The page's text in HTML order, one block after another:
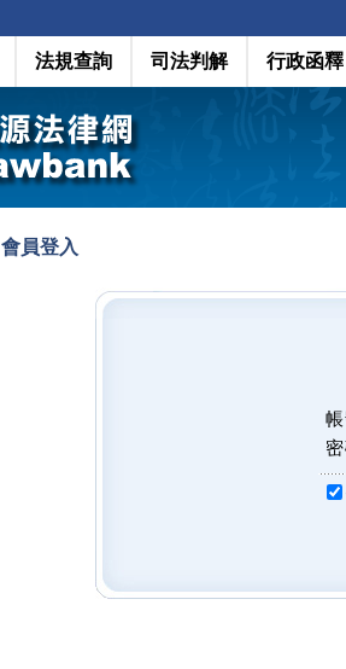
法規查詢 司法判解 行政函釋
會員登入
帳